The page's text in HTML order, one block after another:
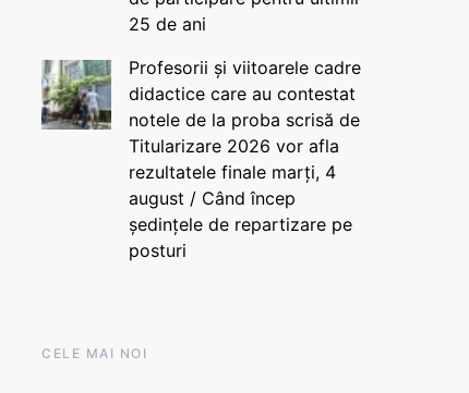
25 de ani
Profesorii și viitoarele cadre
didactice care au contestat
notele de la proba scrisă de
Titularizare 2026 vor afla
rezultatele finale marți, 4
august / Când încep
ședințele de repartizare pe
posturi
CELE MAI NOI